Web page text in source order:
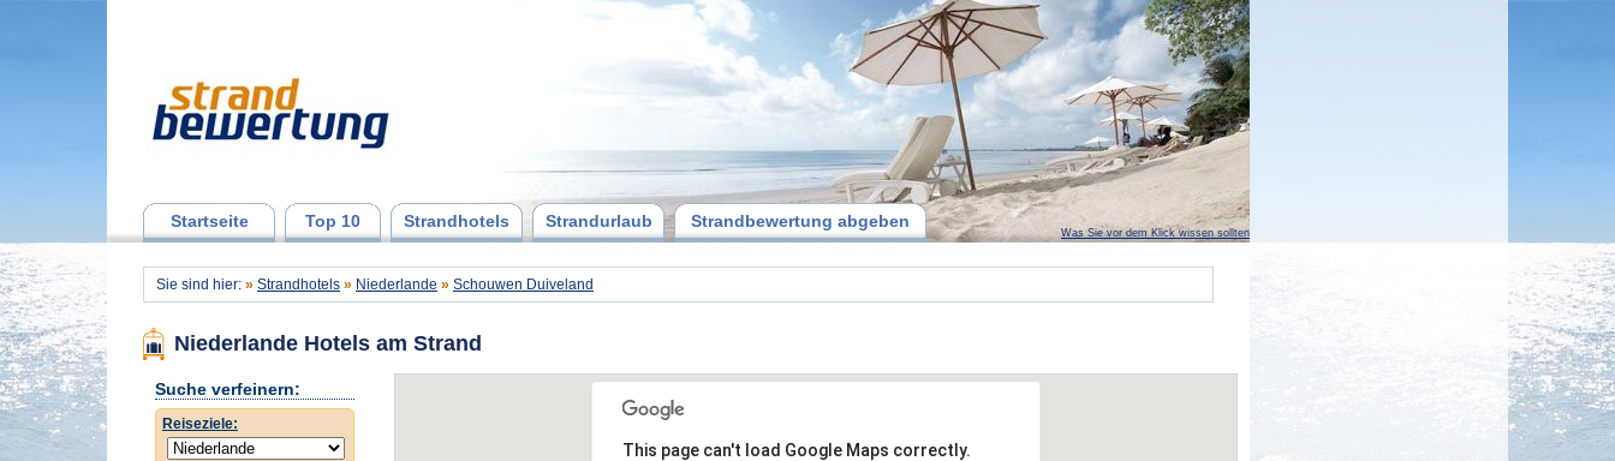
Startseite Top 10 Strandhotels Strandurlaub Strandbewertung abgeben
Was Sie vor dem Klick wissen sollten
Sie sind hier: » Strandhotels » Niederlande » Schouwen Duiveland
Niederlande Hotels am Strand
Suche verfeinern:
Reiseziele:
This page can't load Google Maps correctly.